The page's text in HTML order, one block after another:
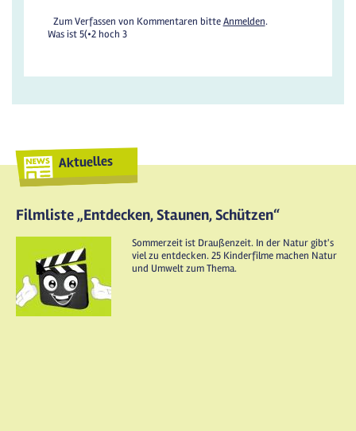
Zum Verfassen von Kommentaren bitteAnmelden.
Was ist 5(•2 hoch 3
Aktuelles
Filmliste „Entdecken, Staunen, Schützen“
Sommerzeit ist Draußenzeit. In der Natur gibt's
viel zu entdecken. 25 Kinderfilme machen Natur
und Umwelt zum Thema.